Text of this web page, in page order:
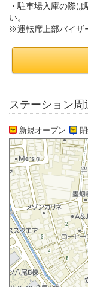
・駐車場入庫の際
い。
※運転席上部バイザ
ステーション周
新規オープン